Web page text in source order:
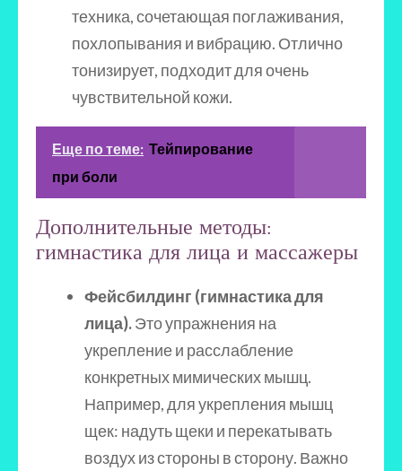
техника, сочетающая поглаживания,
похлопывания и вибрацию. Отлично
тонизирует, подходит для очень
чувствительной кожи.
Еще по теме: Тейпирование
при боли
Дополнительные методы:
гимнастика для лица и массажеры
Фейсбилдинг (гимнастика для
лица).Это упражнения на
укрепление и расслабление
конкретных мимических мышц.
Например, для укрепления мышц
щек: надуть щеки и перекатывать
воздух из стороны в сторону. Важно